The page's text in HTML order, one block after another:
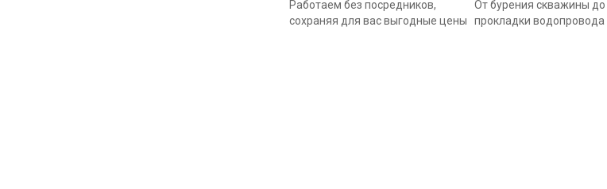
Работаем без посредников,
сохраняя для вас выгодные цены
От бурения скважины до
прокладки водопровода